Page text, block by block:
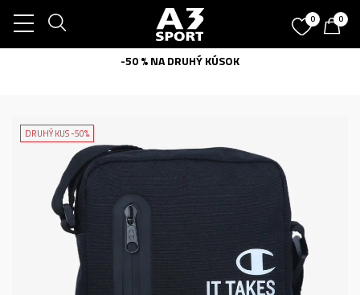
0 0
-50 % NA DRUHÝ KÚSOK
DRUHÝ KUS -50%